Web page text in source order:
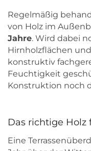
Regelmäßig
von Holz im
Jahre. Wird dabei
Hirnholzflächen
konstruktiv
Feuchtigkeit
Konstruktion noch
Das richtige Holz
Eine